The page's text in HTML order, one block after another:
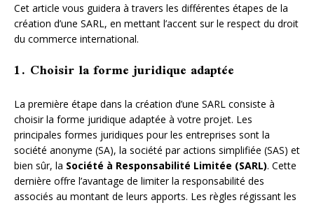
Cet article vous guidera à travers les différentes étapes de la
création d’une SARL, en mettant l’accent sur le respect du droit
du commerce international.
1. Choisir la forme juridique adaptée
La première étape dans la création d’une SARL consiste à
choisir la forme juridique adaptée à votre projet. Les
principales formes juridiques pour les entreprises sont la
société anonyme (SA), la société par actions simplifiée (SAS) et
bien sûr, la Société à Responsabilité Limitée (SARL). Cette
dernière offre l’avantage de limiter la responsabilité des
associés au montant de leurs apports. Les règles régissant les